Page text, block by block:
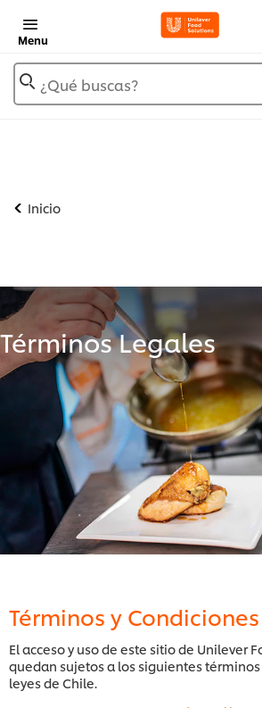
Menu
¿Qué buscas?
Inicio
Términos Legales
Términos y Condiciones
El acceso y uso de este sitio de Unilever
quedan sujetos a los siguientes términos
leyes de Chile.